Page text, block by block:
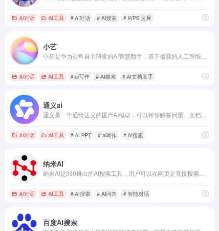
AI对话 AI工具 # AI对话 # AI搜索 # WPS 灵犀
小艺
AI对话 AI工具 # ai写作 # AI搜索 # AI文档助手
通义ai
AI对话 AI工具 # AI PPT # ai写作 # AI搜索
纳米AI
AI对话 AI工具 # AI搜索 # AI问答 # 智能对话
百度AI搜索